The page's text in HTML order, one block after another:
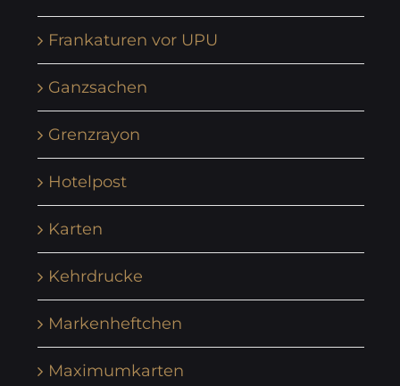
Frankaturen vor UPU
Ganzsachen
Grenzrayon
Hotelpost
Karten
Kehrdrucke
Markenheftchen
Maximumkarten